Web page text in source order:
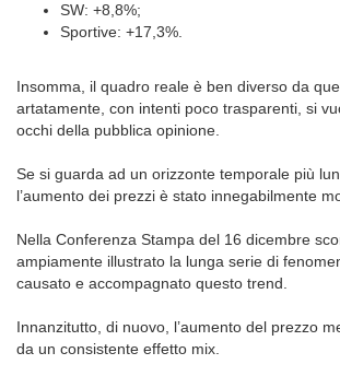
SW: +8,8%;
Sportive: +17,3%.
Insomma, il quadro reale è ben diverso da
artatamente, con intenti poco trasparenti, si
occhi della pubblica opinione.
Se si guarda ad un orizzonte temporale più
l’aumento dei prezzi è stato innegabilmente
Nella Conferenza Stampa del 16 dicembre
ampiamente illustrato la lunga serie di
causato e accompagnato questo trend.
Innanzitutto, di nuovo, l’aumento del prezzo
da un consistente effetto mix.